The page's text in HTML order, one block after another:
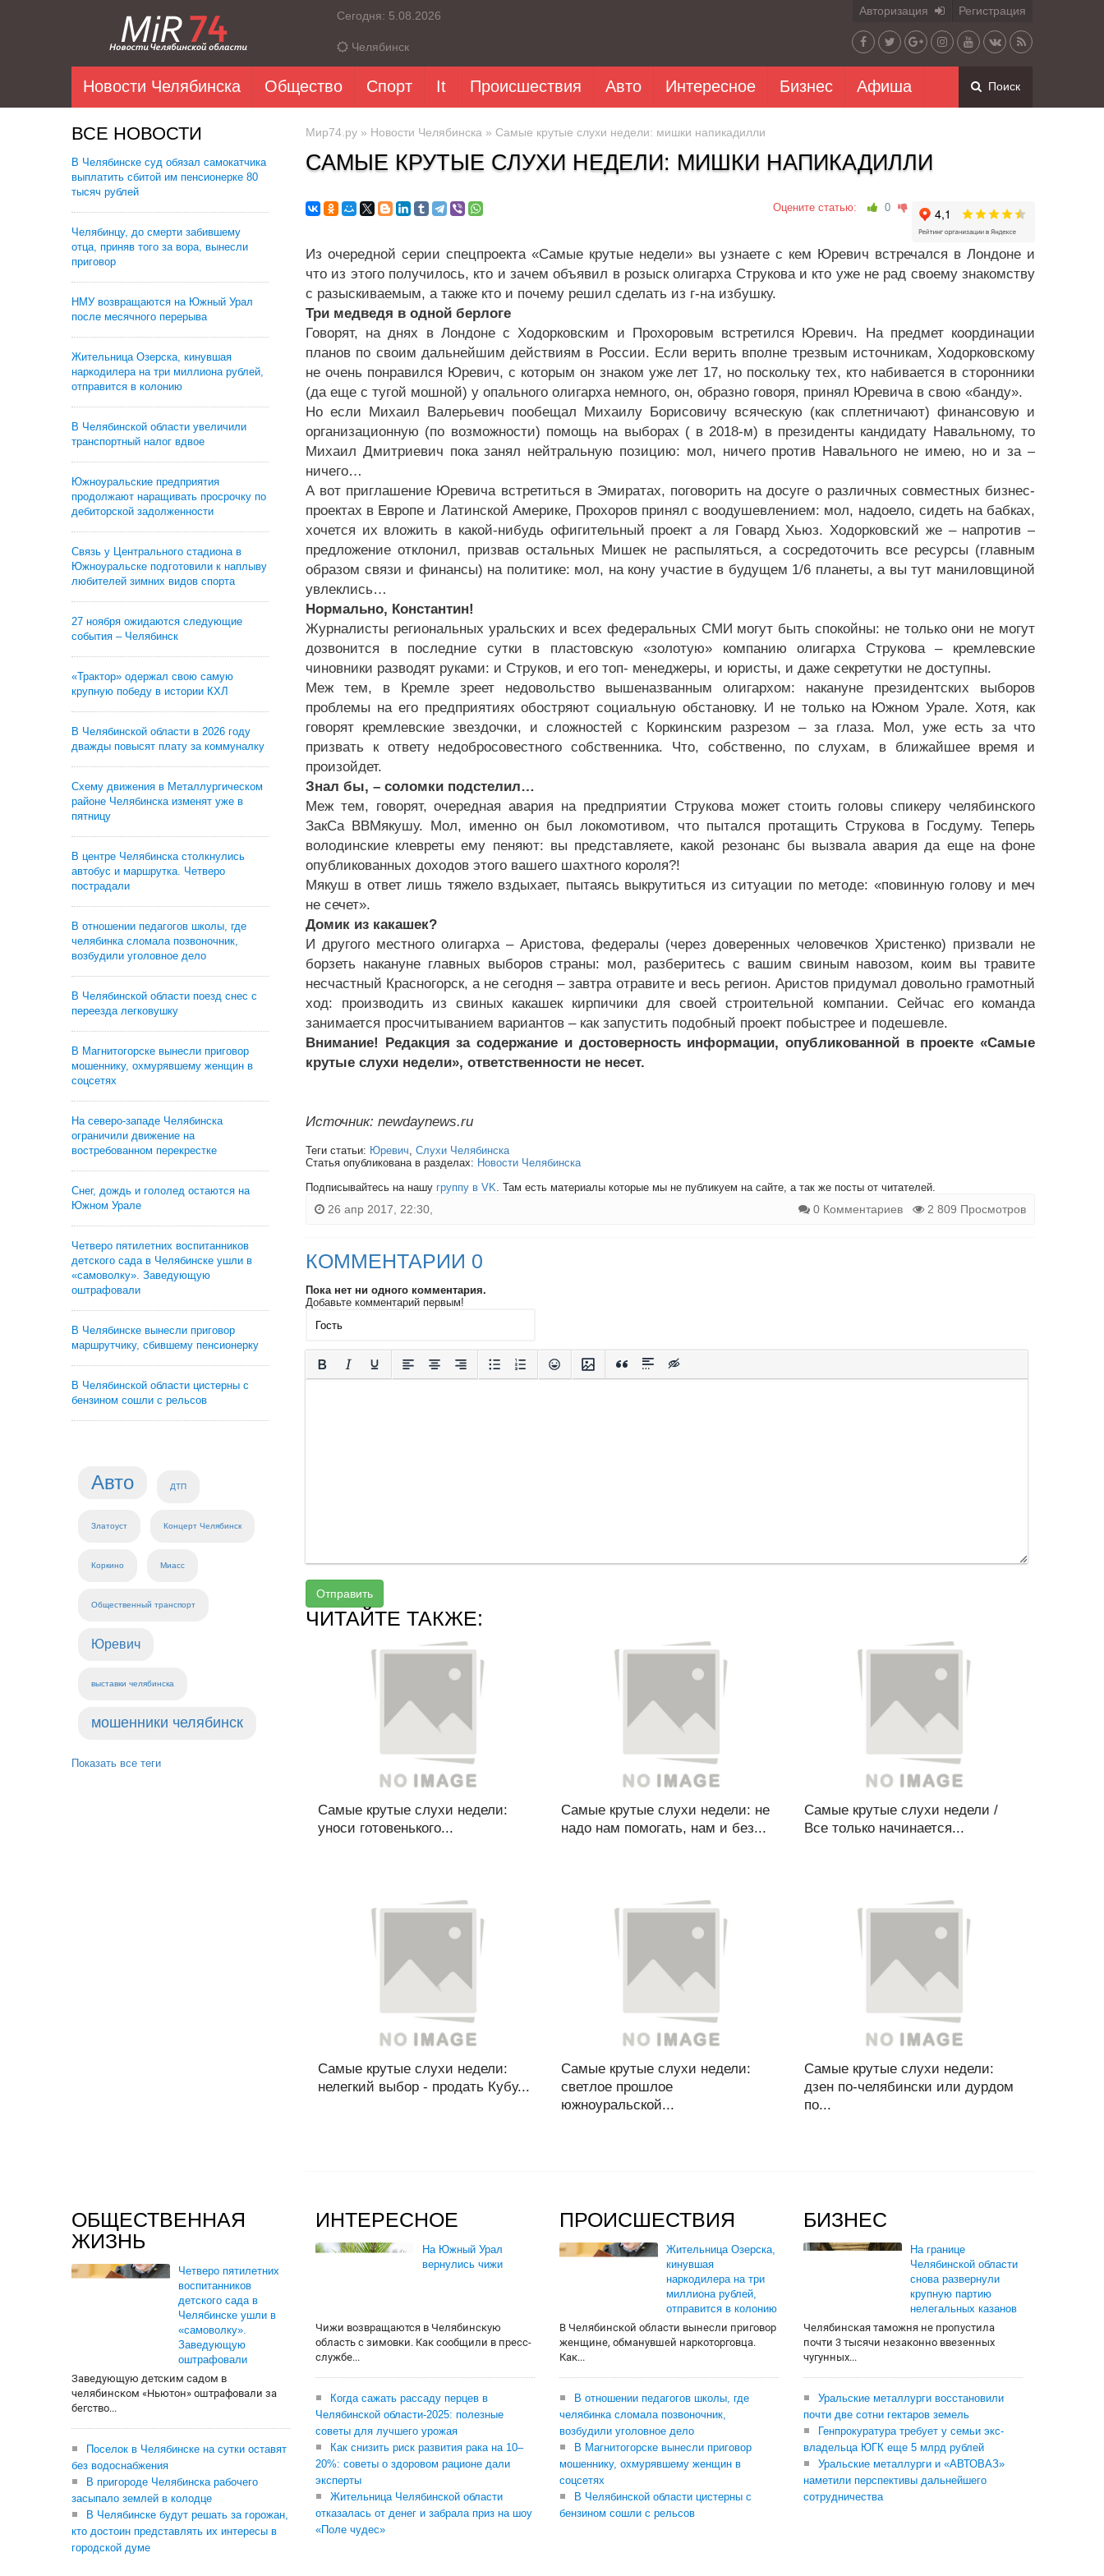
Сегодня: 5.08.2026
Челябинск
Авторизация Регистрация
Новости Челябинска Общество Спорт It Происшествия Авто Интересное Бизнес Афиша Поиск
ВСЕ НОВОСТИ
В Челябинске суд обязал самокатчика
выплатить сбитой им пенсионерке 80
тысяч рублей
Челябинцу, до смерти забившему
отца, приняв того за вора, вынесли
приговор
НМУ возвращаются на Южный Урал
после месячного перерыва
Жительница Озерска, кинувшая
наркодилера на три миллиона рублей,
отправится в колонию
В Челябинской области увеличили
транспортный налог вдвое
Южноуральские предприятия
продолжают наращивать просрочку по
дебиторской задолженности
Связь у Центрального стадиона в
Южноуральске подготовили к наплыву
любителей зимних видов спорта
27 ноября ожидаются следующие
события – Челябинск
«Трактор» одержал свою самую
крупную победу в истории КХЛ
В Челябинской области в 2026 году
дважды повысят плату за коммуналку
Схему движения в Металлургическом
районе Челябинска изменят уже в
пятницу
В центре Челябинска столкнулись
автобус и маршрутка. Четверо
пострадали
В отношении педагогов школы, где
челябинка сломала позвоночник,
возбудили уголовное дело
В Челябинской области поезд снес с
переезда легковушку
В Магнитогорске вынесли приговор
мошеннику, охмурявшему женщин в
соцсетях
На северо-западе Челябинска
ограничили движение на
востребованном перекрестке
Снег, дождь и гололед остаются на
Южном Урале
Четверо пятилетних воспитанников
детского сада в Челябинске ушли в
«самоволку». Заведующую
оштрафовали
В Челябинске вынесли приговор
маршрутчику, сбившему пенсионерку
В Челябинской области цистерны с
бензином сошли с рельсов
Авто ДТП
Златоуст Концерт Челябинск
Коркино Миасс
Общественный транспорт
Юревич
выставки челябинска
мошенники челябинск
Показать все теги
Мир74.ру » Новости Челябинска » Самые крутые слухи недели: мишки напикадилли
САМЫЕ КРУТЫЕ СЛУХИ НЕДЕЛИ: МИШКИ НАПИКАДИЛЛИ
Оцените статью: 0
Из очередной серии спецпроекта «Самые крутые недели» вы узнаете с кем Юревич встречался в Лондоне и
что из этого получилось, кто и зачем объявил в розыск олигарха Струкова и кто уже не рад своему знакомству
с разыскиваемым, а также кто и почему решил сделать из г-на избушку.
Три медведя в одной берлоге
Говорят, на днях в Лондоне с Ходорковским и Прохоровым встретился Юревич. На предмет координации
планов по своим дальнейшим действиям в России. Если верить вполне трезвым источникам, Ходорковскому
не очень понравился Юревич, с которым он знаком уже лет 17, но поскольку тех, кто набивается в сторонники
(да еще с тугой мошной) у опального олигарха немного, он, образно говоря, принял Юревича в свою «банду».
Но если Михаил Валерьевич пообещал Михаилу Борисовичу всяческую (как сплетничают) финансовую и
организационную (по возможности) помощь на выборах ( в 2018-м) в президенты кандидату Навальному, то
Михаил Дмитриевич пока занял нейтральную позицию: мол, ничего против Навального не имею, но и за –
ничего…
А вот приглашение Юревича встретиться в Эмиратах, поговорить на досуге о различных совместных бизнес-
проектах в Европе и Латинской Америке, Прохоров принял с воодушевлением: мол, надоело, сидеть на бабках,
хочется их вложить в какой-нибудь офигительный проект а ля Говард Хьюз. Ходорковский же – напротив –
предложение отклонил, призвав остальных Мишек не распыляться, а сосредоточить все ресурсы (главным
образом связи и финансы) на политике: мол, на кону участие в будущем 1/6 планеты, а вы тут маниловщиной
увлеклись…
Нормально, Константин!
Журналисты региональных уральских и всех федеральных СМИ могут быть спокойны: не только они не могут
дозвонится в последние сутки в пластовскую «золотую» компанию олигарха Струкова – кремлевские
чиновники разводят руками: и Струков, и его топ- менеджеры, и юристы, и даже секретутки не доступны.
Меж тем, в Кремле зреет недовольство вышеназванным олигархом: накануне президентских выборов
проблемы на его предприятиях обостряют социальную обстановку. И не только на Южном Урале. Хотя, как
говорят кремлевские звездочки, и сложностей с Коркинским разрезом – за глаза. Мол, уже есть за что
призвать к ответу недобросовестного собственника. Что, собственно, по слухам, в ближайшее время и
произойдет.
Знал бы, – соломки подстелил…
Меж тем, говорят, очередная авария на предприятии Струкова может стоить головы спикеру челябинского
ЗакСа ВВМякушу. Мол, именно он был локомотивом, что пытался протащить Струкова в Госдуму. Теперь
володинские клевреты ему пеняют: вы представляете, какой резонанс бы вызвала авария да еще на фоне
опубликованных доходов этого вашего шахтного короля?!
Мякуш в ответ лишь тяжело вздыхает, пытаясь выкрутиться из ситуации по методе: «повинную голову и меч
не сечет».
Домик из какашек?
И другого местного олигарха – Аристова, федералы (через доверенных человечков Христенко) призвали не
борзеть накануне главных выборов страны: мол, разберитесь с вашим свиным навозом, коим вы травите
несчастный Красногорск, а не сегодня – завтра отравите и весь регион. Аристов придумал довольно грамотный
ход: производить из свиных какашек кирпичики для своей строительной компании. Сейчас его команда
занимается просчитыванием вариантов – как запустить подобный проект побыстрее и подешевле.
Внимание! Редакция за содержание и достоверность информации, опубликованной в проекте «Самые
крутые слухи недели», ответственности не несет.
Источник: newdaynews.ru
Теги статьи: Юревич, Слухи Челябинска
Статья опубликована в разделах: Новости Челябинска
Подписывайтесь на нашу группу в VK. Там есть материалы которые мы не публикуем на сайте, а так же посты от читателей.
26 апр 2017, 22:30, 0 Комментариев 2 809 Просмотров
КОММЕНТАРИИ 0
Пока нет ни одного комментария.
Добавьте комментарий первым!
Отправить
ЧИТАЙТЕ ТАКЖЕ:
Самые крутые слухи недели:
уноси готовенького...
Самые крутые слухи недели: не
надо нам помогать, нам и без...
Самые крутые слухи недели /
Все только начинается...
Самые крутые слухи недели:
нелегкий выбор - продать Кубу...
Самые крутые слухи недели:
светлое прошлое
южноуральской...
Самые крутые слухи недели:
дзен по-челябински или дурдом
по...
ОБЩЕСТВЕННАЯ
ЖИЗНЬ
Четверо пятилетних
воспитанников
детского сада в
Челябинске ушли в
«самоволку».
Заведующую
оштрафовали
Заведующую детским садом в
челябинском «Ньютон» оштрафовали за
бегство...
Поселок в Челябинске на сутки оставят
без водоснабжения
В пригороде Челябинска рабочего
засыпало землей в колодце
В Челябинске будут решать за горожан,
кто достоин представлять их интересы в
городской думе
ИНТЕРЕСНОЕ
На Южный Урал
вернулись чижи
Чижи возвращаются в Челябинскую
область с зимовки. Как сообщили в пресс-
службе...
Когда сажать рассаду перцев в
Челябинской области-2025: полезные
советы для лучшего урожая
Как снизить риск развития рака на 10–
20%: советы о здоровом рационе дали
эксперты
Жительница Челябинской области
отказалась от денег и забрала приз на шоу
«Поле чудес»
ПРОИСШЕСТВИЯ
Жительница Озерска,
кинувшая
наркодилера на три
миллиона рублей,
отправится в колонию
В Челябинской области вынесли приговор
женщине, обманувшей наркоторговца.
Как...
В отношении педагогов школы, где
челябинка сломала позвоночник,
возбудили уголовное дело
В Магнитогорске вынесли приговор
мошеннику, охмурявшему женщин в
соцсетях
В Челябинской области цистерны с
бензином сошли с рельсов
БИЗНЕС
На границе
Челябинской области
снова развернули
крупную партию
нелегальных казанов
Челябинская таможня не пропустила
почти 3 тысячи незаконно ввезенных
чугунных...
Уральские металлурги восстановили
почти две сотни гектаров земель
Генпрокуратура требует у семьи экс-
владельца ЮГК еще 5 млрд рублей
Уральские металлурги и «АВТОВАЗ»
наметили перспективы дальнейшего
сотрудничества